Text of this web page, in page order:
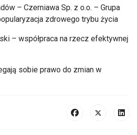
– Czerniawa Sp. z o.o. – Grupa
zdrowego trybu życia
– współpraca na rzecz efektywnej
sobie prawo do zmian w